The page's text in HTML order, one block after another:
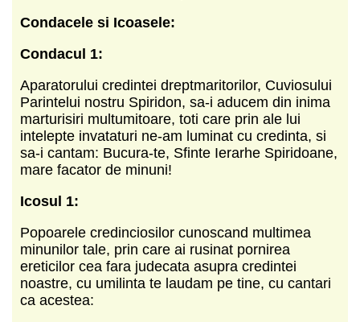
Condacele si Icoasele:
Condacul 1:
Aparatorului credintei dreptmaritorilor, Cuviosului
Parintelui nostru Spiridon, sa-i aducem din inima
marturisiri multumitoare, toti care prin ale lui
intelepte invataturi ne-am luminat cu credinta, si
sa-i cantam: Bucura-te, Sfinte Ierarhe Spiridoane,
mare facator de minuni!
Icosul 1:
Popoarele credinciosilor cunoscand multimea
minunilor tale, prin care ai rusinat pornirea
ereticilor cea fara judecata asupra credintei
noastre, cu umilinta te laudam pe tine, cu cantari
ca acestea: